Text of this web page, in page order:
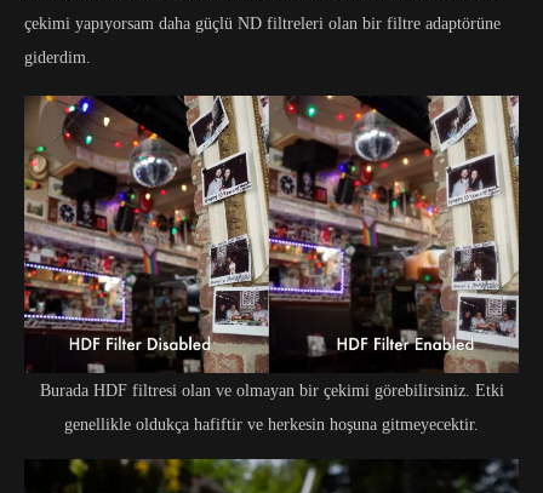
çekimi yapıyorsam daha güçlü ND filtreleri olan bir filtre adaptörüne
giderdim.
Burada HDF filtresi olan ve olmayan bir çekimi görebilirsiniz. Etki
genellikle oldukça hafiftir ve herkesin hoşuna gitmeyecektir.